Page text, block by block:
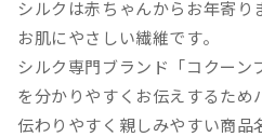
シルクは赤ちゃんからお年寄り
お肌にやさしい繊維です。
シルク専門ブランド「コクーン
を分かりやすくお伝えするため
伝わりやすく親しみやすい商品